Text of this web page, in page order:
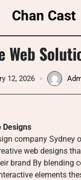
Chan Cast
Web
12, 2026
Designs
company Sydney
web designs
brand By blending
elements